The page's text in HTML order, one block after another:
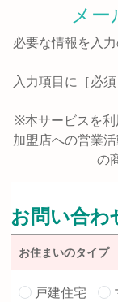
メ
必要な情報を入
入力項目に［必
※本サービスを
加盟店への営業
の
お問い合わ
お住まいのタイプ
戸建住宅